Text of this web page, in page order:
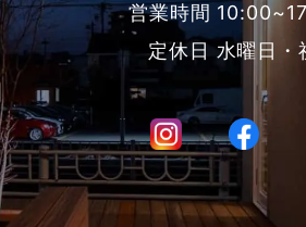
営業時間
定休日 水曜日・